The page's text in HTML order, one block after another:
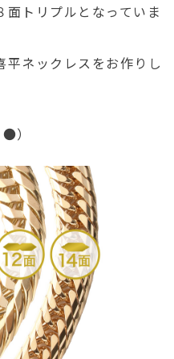
トリプルとなっていま
ネックレスをお作りし
）